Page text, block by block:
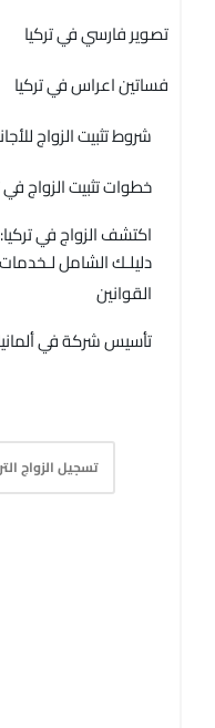
تصوير فارسي في تركيا
فساتين اعراس في تركيا
شروط تثبيت الزواج
خطوات تثبيت الزواج في
اكتشف الزواج في
دليلـك الشامل لـخدمات
القوانين
تأسيس شركة في
تسجيل الزواج